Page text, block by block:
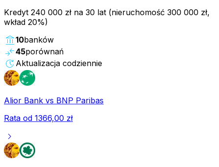
Kredyt 240 000 zł na 30 lat (nieruchomość 300 000 zł,
wkład 20%)
account_balance10banków
compare_arrows45porównań
update Aktualizacja codziennie
Alior Bank vs BNP Paribas
Rata od 1366,00 zł
chevron_right